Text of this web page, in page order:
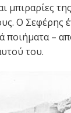
μπιραρίες
Ο Σεφέρης
ποιήματα –
του.